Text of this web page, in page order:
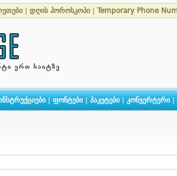
დღის ჰოროსკოპი Temporary Phone
| ფონტები| პაკეტები| კონვერტერი|